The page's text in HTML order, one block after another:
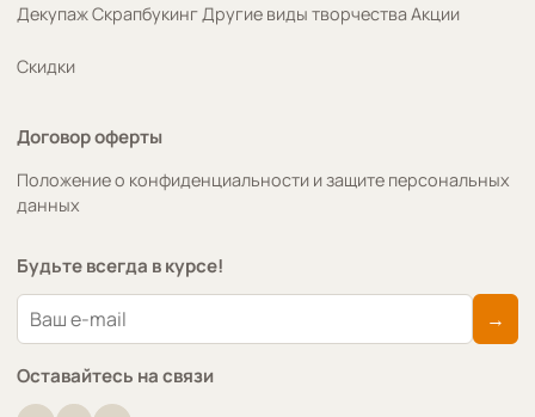
ДекупажСкрапбукинг Другие виды творчества Акции
Скидки
Договор оферты
Положение о конфиденциальности и защите персональных
данных
Будьте всегда в курсе!
→
Оставайтесь на связи